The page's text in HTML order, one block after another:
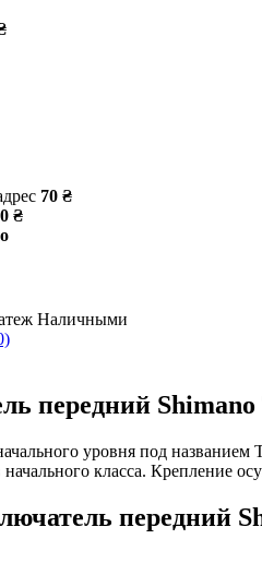
70 ₴
₴
Наличными
передний
уровня под названием
класса. Крепление
передний